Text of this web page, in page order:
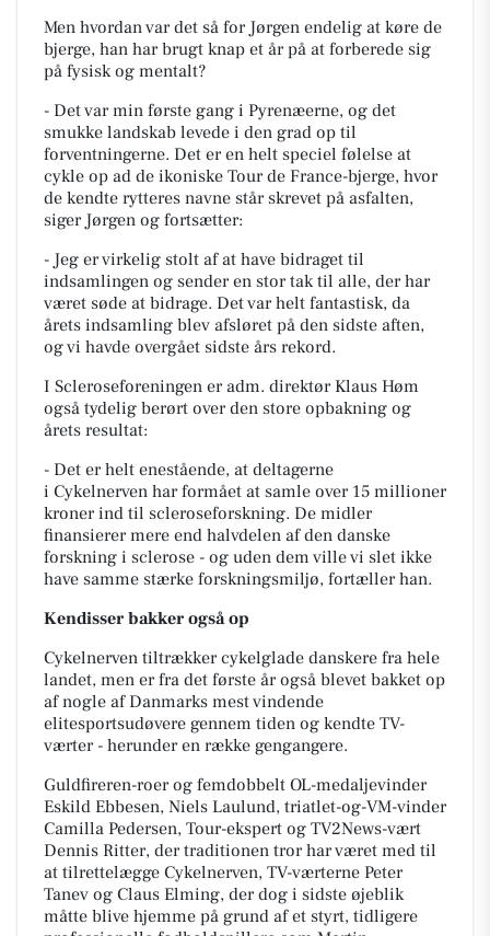
Men hvordan var det så for Jørgen endelig at køre de
bjerge, han har brugt knap et år på at forberede sig
på fysisk og mentalt?
- Det var min første gang i Pyrenæerne, og det
smukke landskab levede i den grad op til
forventningerne. Det er en helt speciel følelse at
cykle op ad de ikoniske Tour de France-bjerge, hvor
de kendte rytteres navne står skrevet på asfalten,
siger Jørgen og fortsætter:
- Jeg er virkelig stolt af at have bidraget til
indsamlingen og sender en stor tak til alle, der har
været søde at bidrage. Det var helt fantastisk, da
årets indsamling blev afsløret på den sidste aften,
og vi havde overgået sidste års rekord.
I Scleroseforeningen er adm. direktør Klaus Høm
også tydelig berørt over den store opbakning og
årets resultat:
- Det er helt enestående, at deltagerne
i Cykelnerven har formået at samle over 15 millioner
kroner ind til scleroseforskning. De midler
finansierer mere end halvdelen af den danske
forskning i sclerose - og uden dem ville vi slet ikke
have samme stærke forskningsmiljø, fortæller han.
Kendisser bakker også op
Cykelnerven tiltrækker cykelglade danskere fra hele
landet, men er fra det første år også blevet bakket op
af nogle af Danmarks mest vindende
elitesportsudøvere gennem tiden og kendte TV-
værter - herunder en række gengangere.
Guldfireren-roer og femdobbelt OL-medaljevinder
Eskild Ebbesen, Niels Laulund, triatlet-og-VM-vinder
Camilla Pedersen, Tour-ekspert og TV2News-vært
Dennis Ritter, der traditionen tror har været med til
at tilrettelægge Cykelnerven, TV-værterne Peter
Tanev og Claus Elming, der dog i sidste øjeblik
måtte blive hjemme på grund af et styrt, tidligere